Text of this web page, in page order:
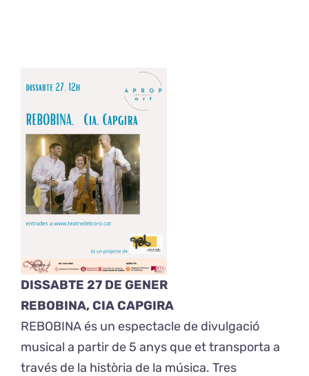
El Cafè del Coro
Teatre del Coro
Balla Vallès
DISSABTE 27 DE GENER
REBOBINA, CIA CAPGIRA
REBOBINA és un espectacle de divulgació
musical a partir de 5 anys que et transporta a
través de la història de la música. Tres